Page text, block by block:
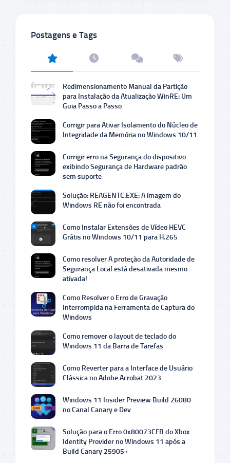
Postagens e Tags
Redimensionamento Manual da Partição
para Instalação da Atualização WinRE: Um
Guia Passo a Passo
Corrigir para Ativar Isolamento do Núcleo de
Integridade da Memória no Windows 10/11
Corrigir erro na Segurança do dispositivo
exibindo Segurança de Hardware padrão
sem suporte
Solução: REAGENTC.EXE: A imagem do
Windows RE não foi encontrada
Como Instalar Extensões de Vídeo HEVC
Grátis no Windows 10/11 para H.265
Como resolver A proteção da Autoridade de
Segurança Local está desativada mesmo
ativada!
Como Resolver o Erro de Gravação
Interrompida na Ferramenta de Captura do
Windows
Como remover o layout de teclado do
Windows 11 da Barra de Tarefas
Como Reverter para a Interface de Usuário
Clássica no Adobe Acrobat 2023
Windows 11 Insider Preview Build 26080
no Canal Canary e Dev
Solução para o Erro 0x80073CFB do Xbox
Identity Provider no Windows 11 após a
Build Canary 25905+